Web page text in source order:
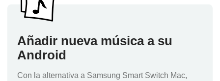
Añadir nueva música a su
Android
Con la alternativa a Samsung Smart Switch Mac,